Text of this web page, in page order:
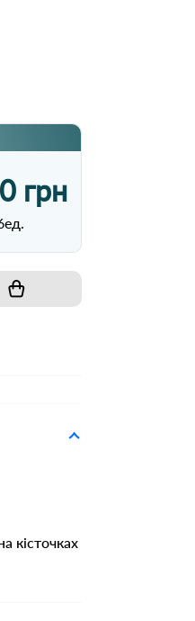
грн
ед.
кісточках